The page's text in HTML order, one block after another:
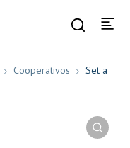
Cooperativos
Set a